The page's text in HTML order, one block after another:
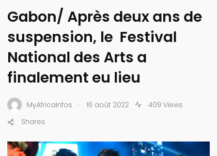
Gabon/ Après deux ans de
suspension, le Festival
National des Arts a
finalement eu lieu
MyAfricaInfos . 16 août 2022
409 Views
Shares